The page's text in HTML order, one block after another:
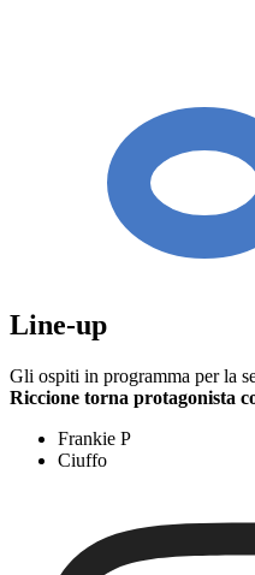
Line-up
Gli ospiti in programma per la
Riccione torna protagonista
Frankie P
Ciuffo